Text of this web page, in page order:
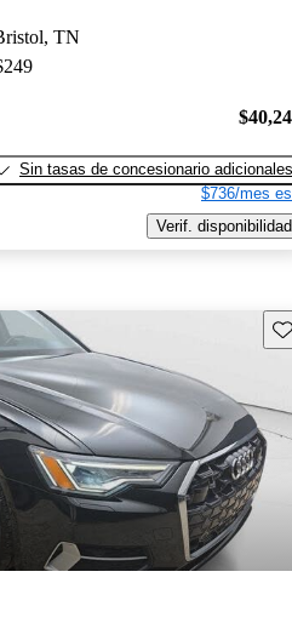
TN
Sin tasas de concesionario adicionales
$736/mes
Verif. disponibilidad